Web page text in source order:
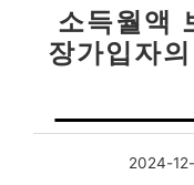
소득월액
장가입자
2024-